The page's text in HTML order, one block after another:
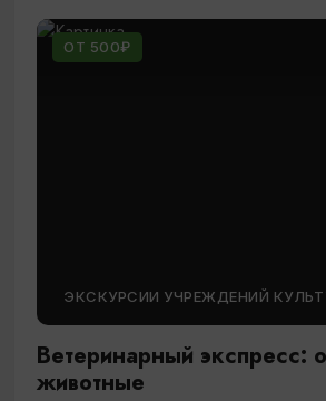
ОТ 500₽
ЭКСКУРСИИ УЧРЕЖДЕНИЙ
Ветеринарный экспресс:
животные